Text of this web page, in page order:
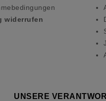
widerrufen
UNSERE